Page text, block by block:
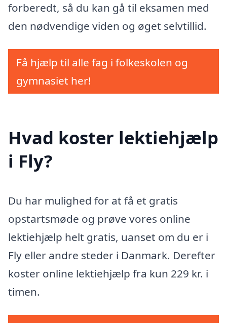
forberedt, så du kan gå til eksamen med
den nødvendige viden og øget selvtillid.
Få hjælp til alle fag i folkeskolen og
gymnasiet her!
Hvad koster lektiehjælp
i Fly?
Du har mulighed for at få et gratis
opstartsmøde og prøve vores online
lektiehjælp helt gratis, uanset om du er i
Fly eller andre steder i Danmark. Derefter
koster online lektiehjælp fra kun 229 kr. i
timen.